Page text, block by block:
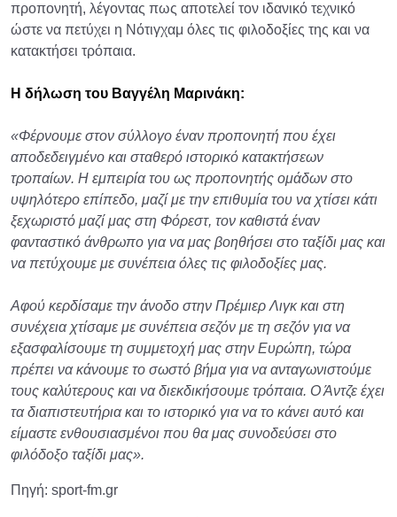
προπονητή, λέγοντας πως αποτελεί τον ιδανικό τεχνικό
ώστε να πετύχει η Νότιγχαμ όλες τις φιλοδοξίες της και να
κατακτήσει τρόπαια.
Η δήλωση του Βαγγέλη Μαρινάκη:
«Φέρνουμε στον σύλλογο έναν προπονητή που έχει
αποδεδειγμένο και σταθερό ιστορικό κατακτήσεων
τροπαίων. Η εμπειρία του ως προπονητής ομάδων στο
υψηλότερο επίπεδο, μαζί με την επιθυμία του να χτίσει κάτι
ξεχωριστό μαζί μας στη Φόρεστ, τον καθιστά έναν
φανταστικό άνθρωπο για να μας βοηθήσει στο ταξίδι μας και
να πετύχουμε με συνέπεια όλες τις φιλοδοξίες μας.
Αφού κερδίσαμε την άνοδο στην Πρέμιερ Λιγκ και στη
συνέχεια χτίσαμε με συνέπεια σεζόν με τη σεζόν για να
εξασφαλίσουμε τη συμμετοχή μας στην Ευρώπη, τώρα
πρέπει να κάνουμε το σωστό βήμα για να ανταγωνιστούμε
τους καλύτερους και να διεκδικήσουμε τρόπαια. Ο Άντζε έχει
τα διαπιστευτήρια και το ιστορικό για να το κάνει αυτό και
είμαστε ενθουσιασμένοι που θα μας συνοδεύσει στο
φιλόδοξο ταξίδι μας».
Πηγή: sport-fm.gr